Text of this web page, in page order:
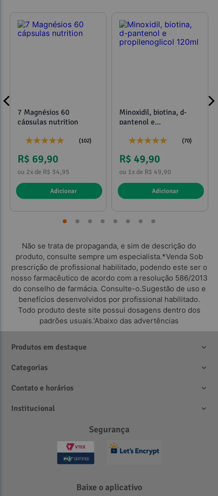
7 Magnésios 60
cápsulas nutrition
(102)
R$ 69,90
ou 2x de R$ 34,95
Adicionar
Minoxidil, biotina, d-
pantenol e
(70)
R$ 49,90
ou 1x de R$ 49,90
Adicionar
Não se trata de propaganda, e sim de descrição do
produto, consulte sempre um especialista.*Venda Sob
prescrição de profissional habilitado, podendo este ser o
nosso farmacêutico de acordo com a resolução 586/2013
do conselho de farmácia. Consulte-o.Sugestão de uso e
benefícios desenvolvidos por profissional habilitado.
Todo produto deste site possui dosagens dentro dos
padrões usuais.'Abaixo das advertências
Produtos em destaque
Categorias
Contato e horários
Institucional
Segurança
Baixe o aplicativo